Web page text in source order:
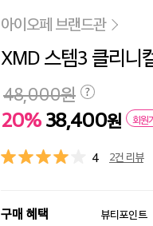
아이오페 브랜드관
XMD 스템3 클리니
20% 38,400원 회원
48,000원
4 2건 리뷰
구매 혜택 뷰티포인트